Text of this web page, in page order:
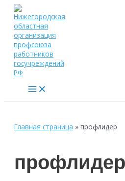
Перейти
содержимому
Main
Menu
Главная страница »профлидер
профлидер